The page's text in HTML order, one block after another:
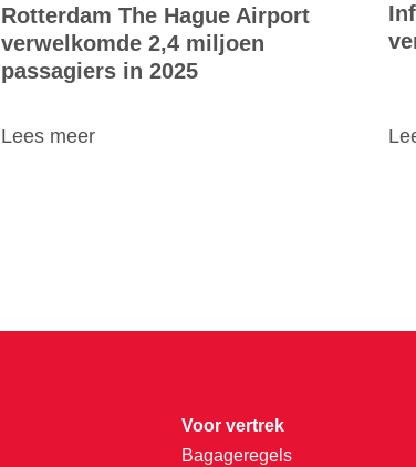
Rotterdam The Hague Airport
verwelkomde 2,4 miljoen
passagiers in 2025
Lees meer
Voor vertrek
Bagageregels